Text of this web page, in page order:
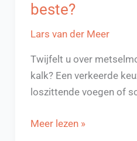
beste?
Lars van der Meer
Twijfelt u over
kalk? Een verkeerde
loszittende voegen of
Metselmortel
Meer lezen »